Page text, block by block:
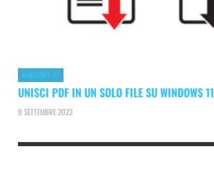
WINDOWS 11
UNISCI PDF IN UN SOLO FILE SU WINDOWS 11
9 SETTEMBRE 2023